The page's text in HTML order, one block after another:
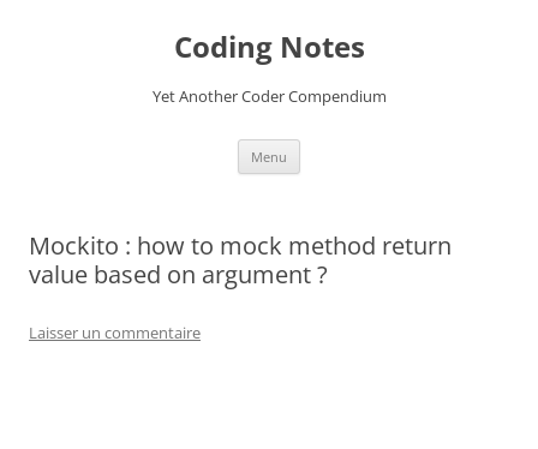
Coding Notes
Yet Another Coder Compendium
Menu
Mockito : how to mock method return
value based on argument ?
Laisser un commentaire